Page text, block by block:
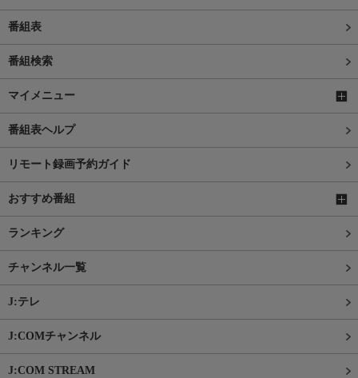
番組表
番組検索
マイメニュー
番組表ヘルプ
リモート録画予約ガイド
おすすめ番組
ランキング
チャンネル一覧
J:テレ
J:COMチャンネル
J:COM STREAM